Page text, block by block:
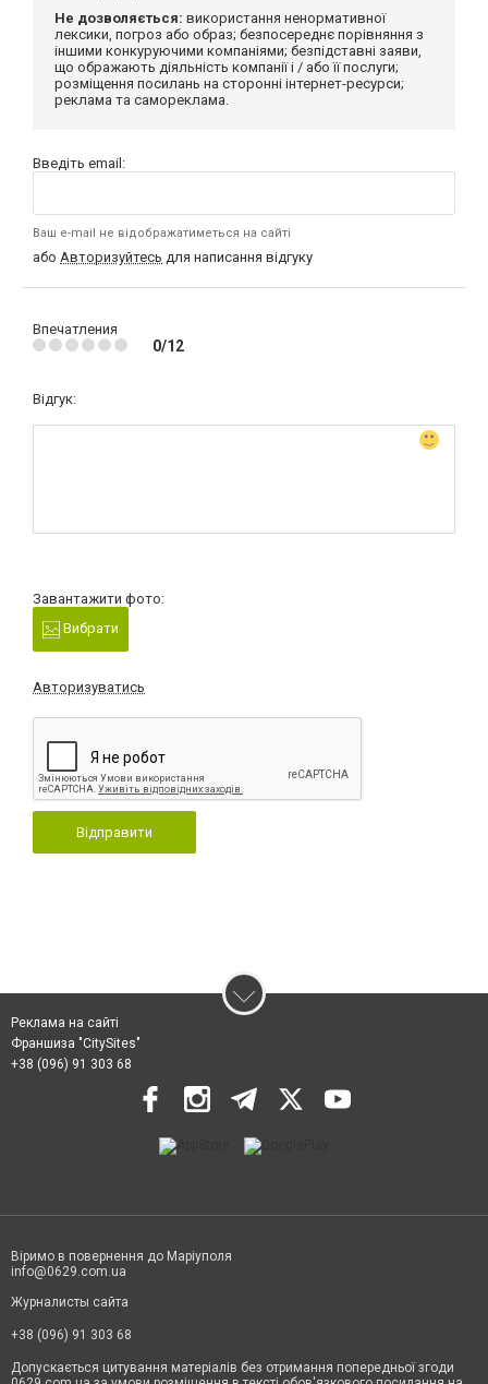
Не дозволяється: використання ненормативної
лексики, погроз або образ; безпосереднє порівняння з
іншими конкуруючими компаніями; безпідставні заяви,
що ображають діяльність компанії і / або її послуги;
розміщення посилань на сторонні інтернет-ресурси;
реклама та самореклама.
Введіть email:
Ваш e-mail не відображатиметься на сайті
або Авторизуйтесь для написання відгуку
Впечатления
0/12
Відгук:
Завантажити фото:
Вибрати
Авторизуватись
Відправити
Реклама на сайті
Франшиза "CitySites"
+38 (096) 91 303 68
Віримо в повернення до Маріуполя
info@0629.com.ua
Журналисты сайта
+38 (096) 91 303 68
Допускається цитування матеріалів без отримання попередньої згоди